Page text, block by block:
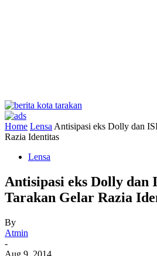
Home Lensa Antisipasi eks Dolly dan
Razia Identitas
Lensa
Antisipasi eks Dolly dan
Tarakan Gelar Razia
By
Atmin
-
Aug 9, 2014